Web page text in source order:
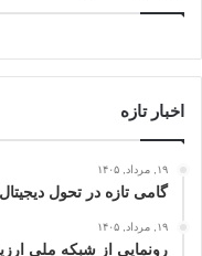
اخبار تازه
۱۹, مرداد, ۱۴۰۵
گامی تازه در تحول
۱۹, مرداد, ۱۴۰۵
رونمایی از شبکه ملی